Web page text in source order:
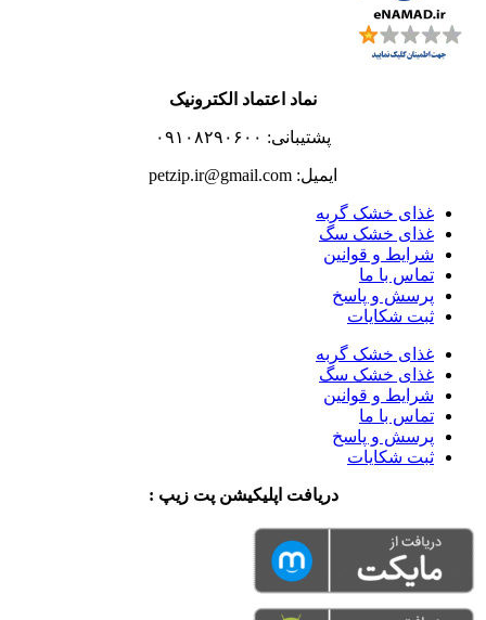
نماد اعتماد الکترونیک
پشتیبانی: ۰۹۱۰۸۲۹۰۶۰۰
ایمیل: petzip.ir@gmail.com
غذای خشک گربه
غذای خشک سگ
شرایط و قوانین
تماس با ما
پرسش و پاسخ
ثبت شکایات
غذای خشک گربه
غذای خشک سگ
شرایط و قوانین
تماس با ما
پرسش و پاسخ
ثبت شکایات
دریافت اپلیکیشن پت زیپ :